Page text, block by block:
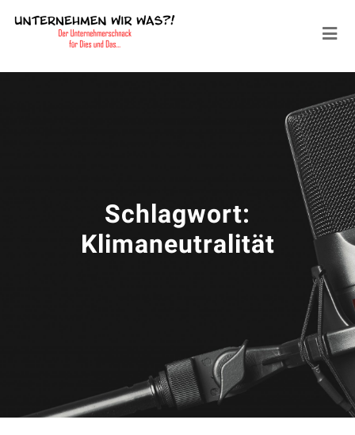
Schlagwort:
Klimaneutralität